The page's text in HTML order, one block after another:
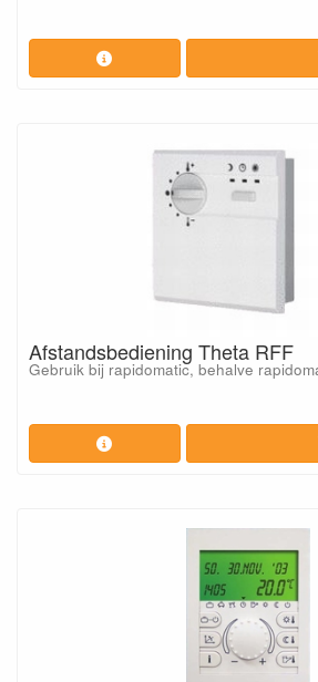
Afstandsbediening Theta RFF
Gebruik bij rapidomatic, behalve